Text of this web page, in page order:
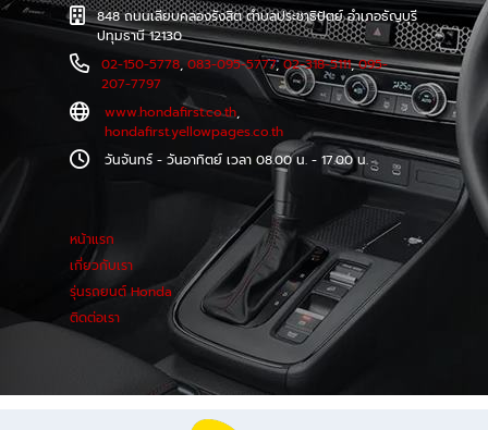
848 ถนนเลียบคลองรังสิต ตำบลประชาธิปัตย์ อำเภอธัญบุรี
ปทุมธานี 12130
02-150-5778,083-095-5777,02-318-5111,095-
207-7797
www.hondafirst.co.th,
hondafirst.yellowpages.co.th
วันจันทร์ - วันอาทิตย์ เวลา 08.00 น. - 17.00 น.
หน้าแรก
เกี่ยวกับเรา
รุ่นรถยนต์ Honda
ติดต่อเรา